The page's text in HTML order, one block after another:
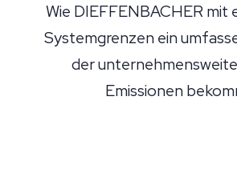
Wie DIEFFENBACHER
Systemgrenzen ein
der
Emissionen